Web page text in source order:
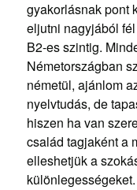
gyakorlásnak pont
eljutni nagyjából
B2-es szintig.
Németországban
németül, ajánlom
nyelvtudás, de
hiszen ha van
család tagjaként a
elleshetjük a
különlegességeket.